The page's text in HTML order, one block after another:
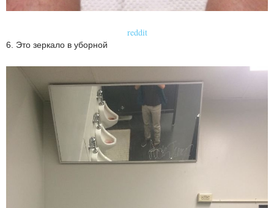
reddit
6. Это зеркало в уборной